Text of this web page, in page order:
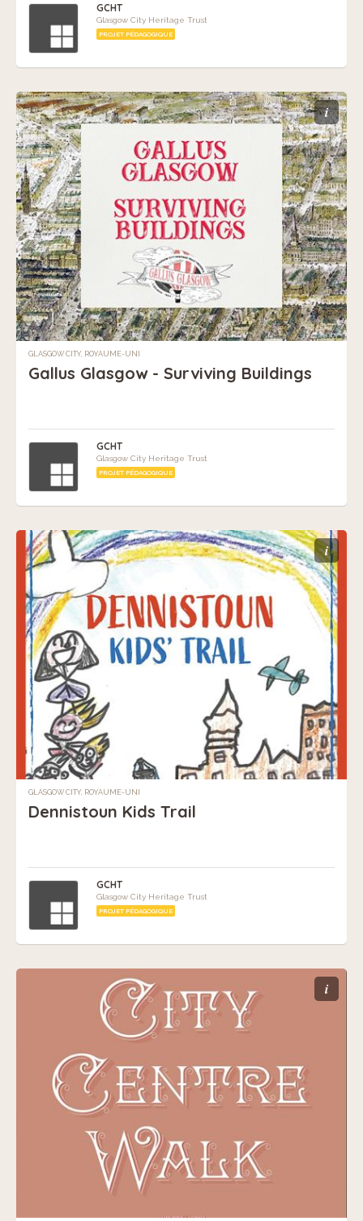
GCHT
Glasgow City Heritage Trust
PROJET PÉDAGOGIQUE
i
GLASGOW CITY, ROYAUME-UNI
Gallus Glasgow - Surviving Buildings
GCHT
Glasgow City Heritage Trust
PROJET PÉDAGOGIQUE
i
GLASGOW CITY, ROYAUME-UNI
Dennistoun Kids Trail
GCHT
Glasgow City Heritage Trust
PROJET PÉDAGOGIQUE
i